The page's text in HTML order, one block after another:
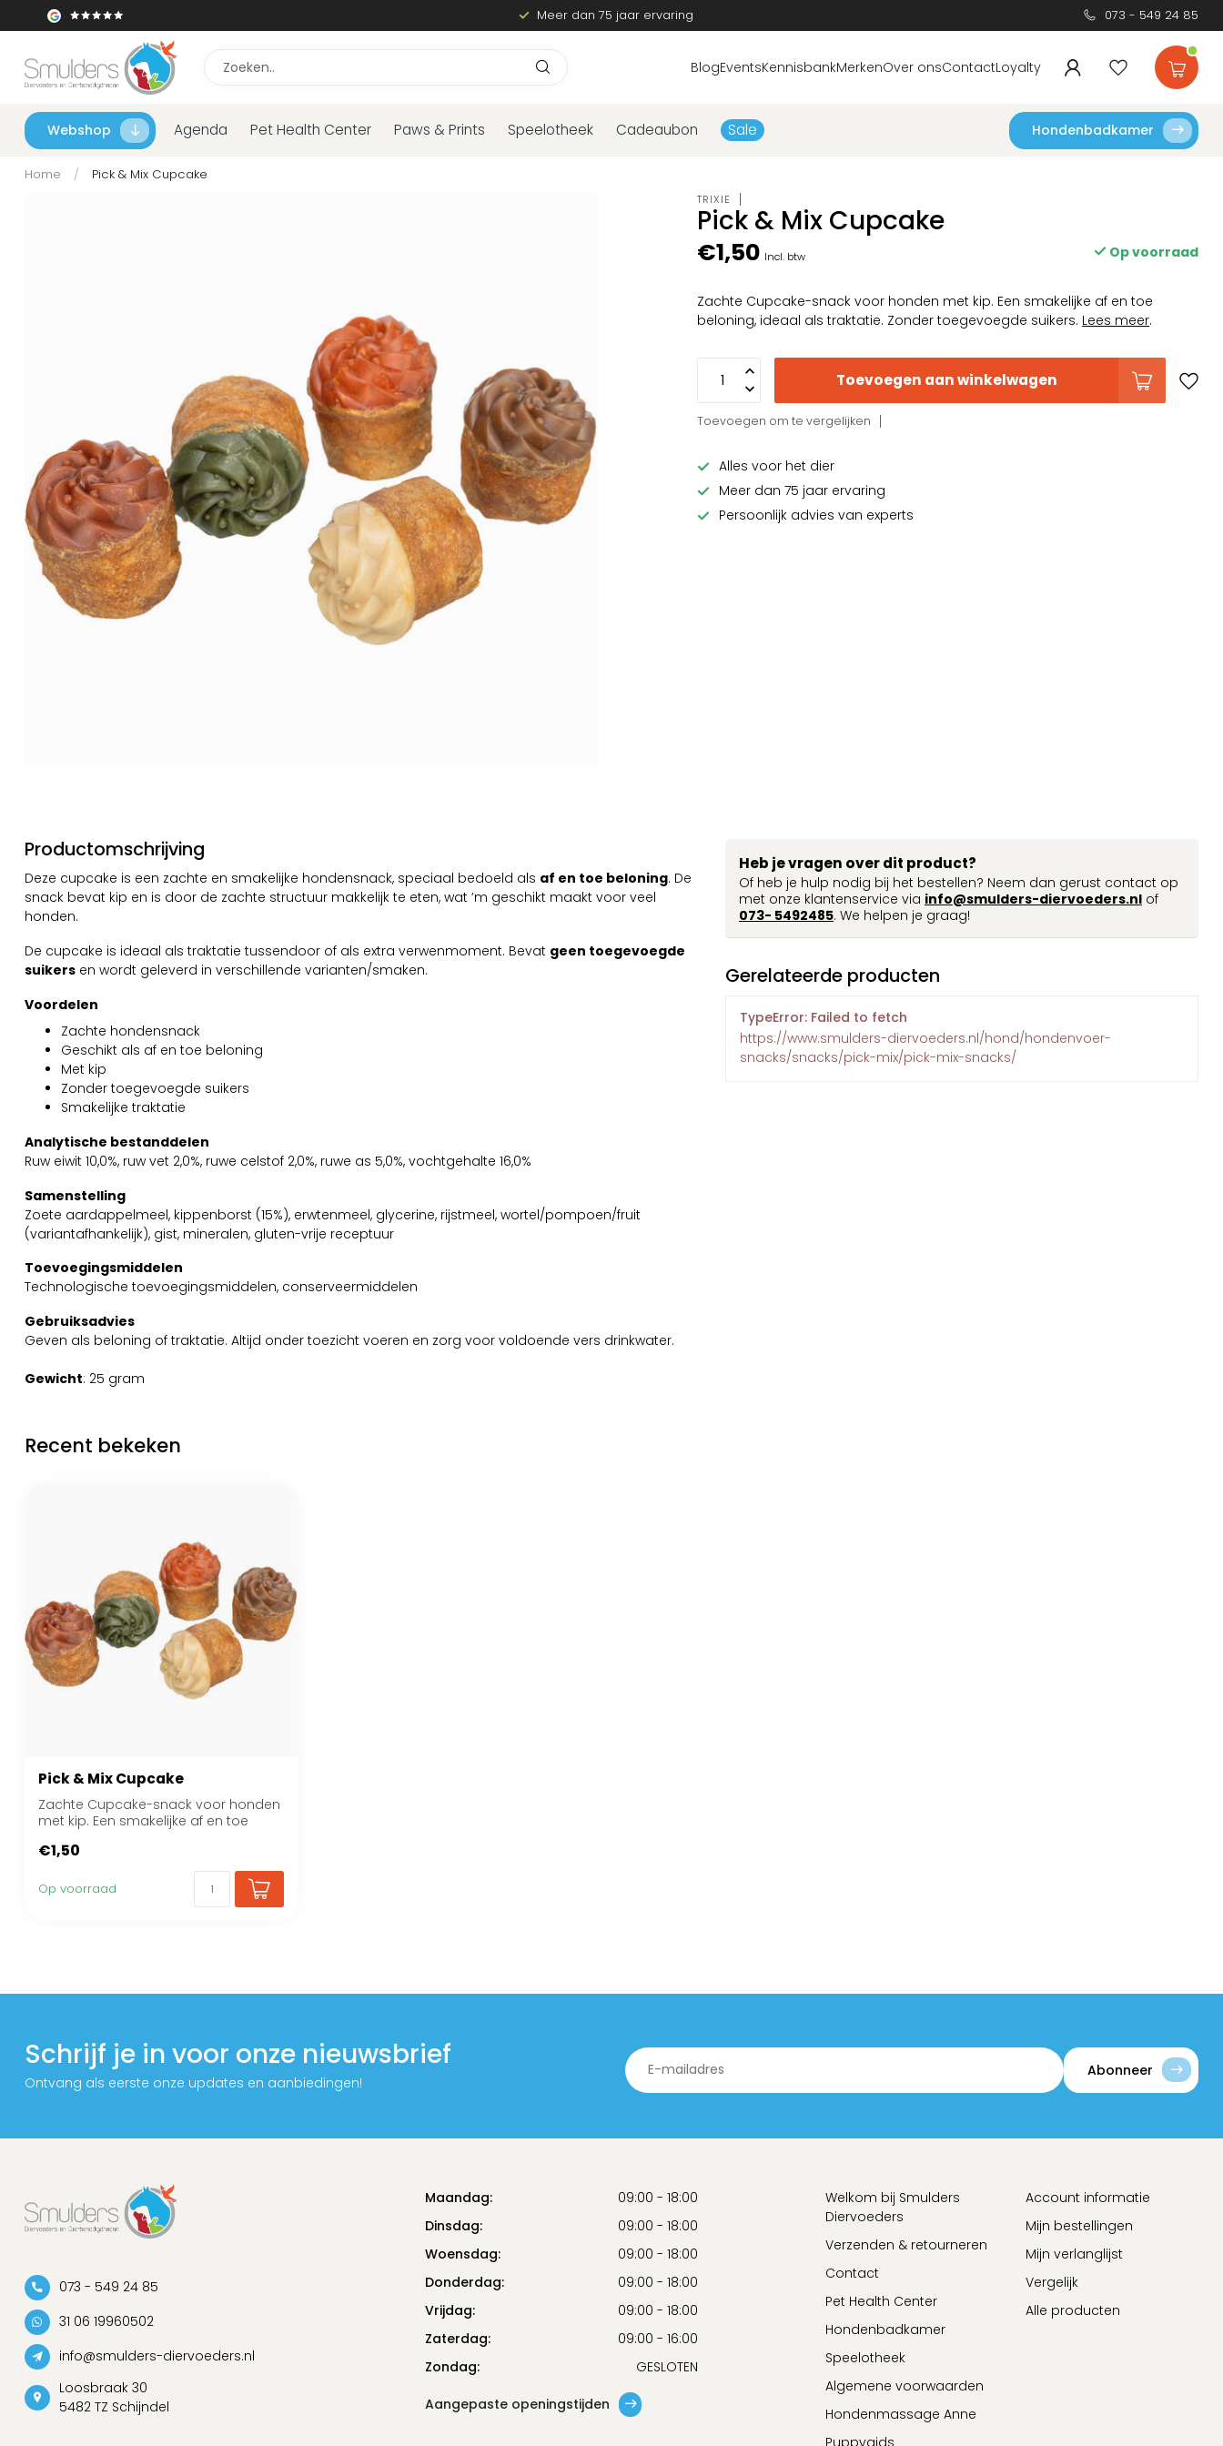
Meer dan 75 jaar ervaring 073 - 549 24 85
BlogEventsKennisbankMerkenOver onsContactLoyalty
Webshop Agenda Pet Health Center Paws & Prints Speelotheek Cadeaubon Sale Hondenbadkamer
Home / Pick & Mix Cupcake
TRIXIE
Pick & Mix Cupcake
€1,50 Incl. btw Op voorraad
Zachte Cupcake-snack voor honden met kip. Een smakelijke af en toe
beloning, ideaal als traktatie. Zonder toegevoegde suikers. Lees meer.
Toevoegen aan winkelwagen
Toevoegen om te vergelijken
Alles voor het dier
Meer dan 75 jaar ervaring
Persoonlijk advies van experts
Productomschrijving
Deze cupcake is een zachte en smakelijke hondensnack, speciaal bedoeld als af en toe beloning. De
snack bevat kip en is door de zachte structuur makkelijk te eten, wat ’m geschikt maakt voor veel
honden.
De cupcake is ideaal als traktatie tussendoor of als extra verwenmoment. Bevat geen toegevoegde
suikers en wordt geleverd in verschillende varianten/smaken.
Voordelen
Zachte hondensnack
Geschikt als af en toe beloning
Met kip
Zonder toegevoegde suikers
Smakelijke traktatie
Analytische bestanddelen
Ruw eiwit 10,0%, ruw vet 2,0%, ruwe celstof 2,0%, ruwe as 5,0%, vochtgehalte 16,0%
Samenstelling
Zoete aardappelmeel, kippenborst (15%), erwtenmeel, glycerine, rijstmeel, wortel/pompoen/fruit
(variantafhankelijk), gist, mineralen, gluten-vrije receptuur
Toevoegingsmiddelen
Technologische toevoegingsmiddelen, conserveermiddelen
Gebruiksadvies
Geven als beloning of traktatie. Altijd onder toezicht voeren en zorg voor voldoende vers drinkwater.
Gewicht: 25 gram
Heb je vragen over dit product?
Of heb je hulp nodig bij het bestellen? Neem dan gerust contact op
met onze klantenservice via info@smulders-diervoeders.nl of
073- 5492485. We helpen je graag!
Gerelateerde producten
TypeError: Failed to fetch
https://www.smulders-diervoeders.nl/hond/hondenvoer-
snacks/snacks/pick-mix/pick-mix-snacks/
Recent bekeken
Pick & Mix Cupcake
Zachte Cupcake-snack voor honden
met kip. Een smakelijke af en toe
€1,50
Op voorraad
Schrijf je in voor onze nieuwsbrief
Ontvang als eerste onze updates en aanbiedingen!
Abonneer
073 - 549 24 85
31 06 19960502
info@smulders-diervoeders.nl
Loosbraak 30
5482 TZ Schijndel
Maandag:
09:00 - 18:00
Dinsdag:
09:00 - 18:00
Woensdag:
09:00 - 18:00
Donderdag:
09:00 - 18:00
Vrijdag:
09:00 - 18:00
Zaterdag:
09:00 - 16:00
Zondag:
GESLOTEN
Aangepaste openingstijden
Welkom bij Smulders
Diervoeders
Verzenden & retourneren
Contact
Pet Health Center
Hondenbadkamer
Speelotheek
Algemene voorwaarden
Hondenmassage Anne
Puppygids
Account informatie
Mijn bestellingen
Mijn verlanglijst
Vergelijk
Alle producten